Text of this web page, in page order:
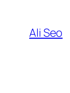
content
Ali Seo